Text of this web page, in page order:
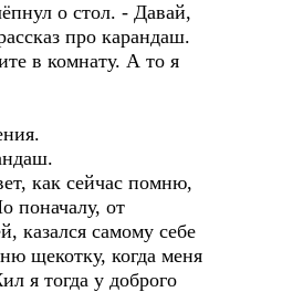
о стол. - Давай,
про карандаш.
в комнату. А то я
как сейчас помню,
поначалу, от
казался самому себе
щекотку, когда меня
я тогда у доброго